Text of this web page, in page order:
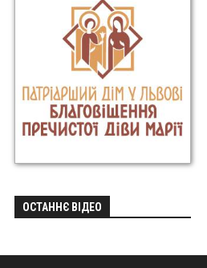
ОСТАННЄ ВІДЕО